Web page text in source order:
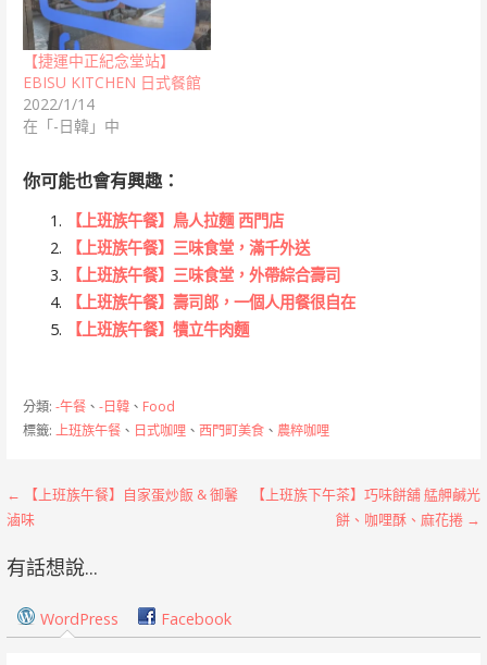
【捷運中正紀念堂站】
EBISU KITCHEN 日式餐館
2022/1/14
在「-日韓」中
你可能也會有興趣：
【上班族午餐】鳥人拉麵 西門店
【上班族午餐】三味食堂，滿千外送
【上班族午餐】三味食堂，外帶綜合壽司
【上班族午餐】壽司郎，一個人用餐很自在
【上班族午餐】犢立牛肉麵
分類: -午餐、 -日韓、 Food
標籤: 上班族午餐、 日式咖哩、 西門町美食、 農粹咖哩
文
章
導
覽
← 【上班族午餐】自家蛋炒飯 & 御馨
滷味
【上班族下午茶】巧味餅舖 艋舺鹹光
餅、咖哩酥、麻花捲 →
有話想說...
WordPress Facebook